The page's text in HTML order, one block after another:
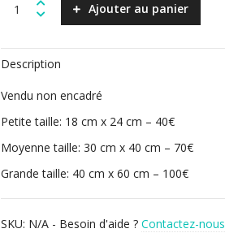
Pêcheur
Ajouter au panier
Description
Vendu non encadré
Petite taille: 18 cm x 24 cm – 40€
Moyenne taille: 30 cm x 40 cm – 70€
Grande taille: 40 cm x 60 cm – 100€
SKU: N/A - Besoin d'aide ? Contactez-nous